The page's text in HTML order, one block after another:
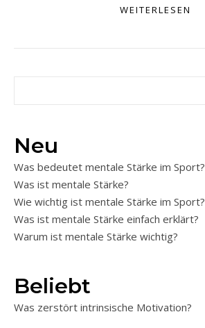
WEITERLESEN
Neu
Was bedeutet mentale Stärke im Sport?
Was ist mentale Stärke?
Wie wichtig ist mentale Stärke im Sport?
Was ist mentale Stärke einfach erklärt?
Warum ist mentale Stärke wichtig?
Beliebt
Was zerstört intrinsische Motivation?